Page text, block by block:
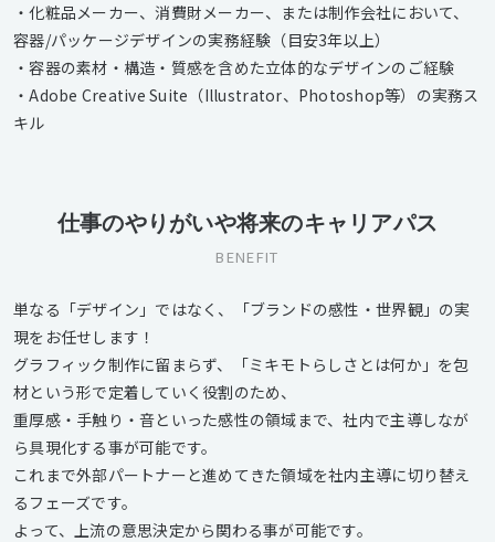
・化粧品メーカー、消費財メーカー、または制作会社において、
容器/パッケージデザインの実務経験（目安3年以上）
・容器の素材・構造・質感を含めた立体的なデザインのご経験
・Adobe Creative Suite（Illustrator、Photoshop等）の実務ス
キル
仕事のやりがいや将来のキャリアパス
BENEFIT
単なる「デザイン」ではなく、「ブランドの感性・世界観」の実
現をお任せします！
グラフィック制作に留まらず、「ミキモトらしさとは何か」を包
材という形で定着していく役割のため、
重厚感・手触り・音といった感性の領域まで、社内で主導しなが
ら具現化する事が可能です。
これまで外部パートナーと進めてきた領域を社内主導に切り替え
るフェーズです。
よって、上流の意思決定から関わる事が可能です。